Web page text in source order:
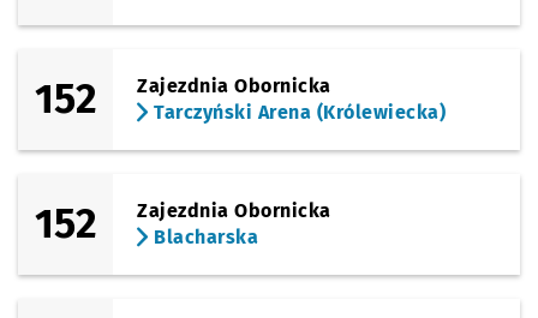
152
Zajezdnia Obornicka
Tarczyński Arena (Królewiecka)
152
Zajezdnia Obornicka
Blacharska